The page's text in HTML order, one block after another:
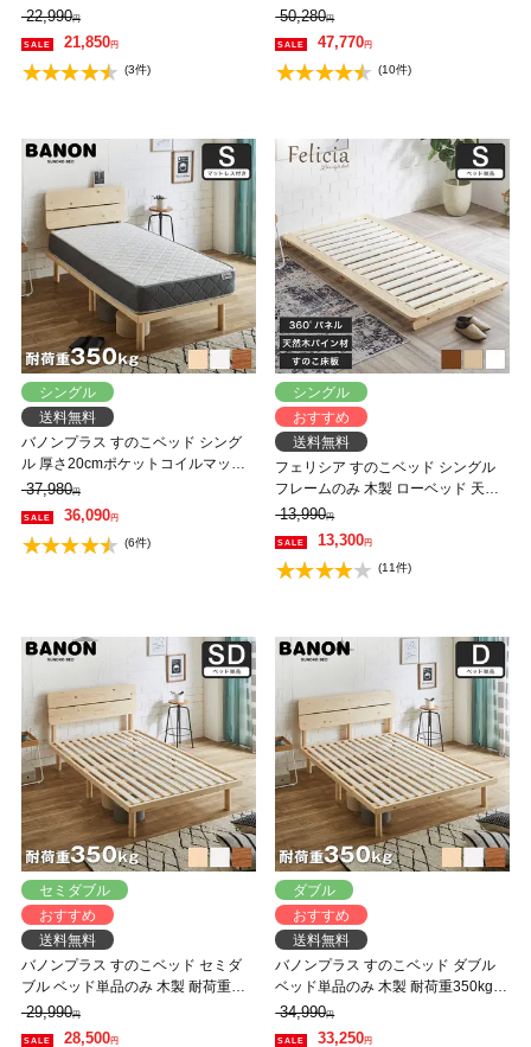
ウン ナチュラル ローベッド フロア
ベッド シングルベッド シンプル コ
ンパクト 省スペース 北欧風【フレ
ームのみ】
22,990円
21,850円
(3件)
付 棚付きコンセント2口 木製ベッド
フロアベッド ステージベッド 【大
型家具配送】
50,280円
47,770円
(10件)
シングル
送料無料
バノンプラス すのこベッド シング
ル 厚さ20cmポケットコイルマット
レスセット 木製 耐荷重350kg 組立
簡単 棚付き コンセント 高さ4段階
【大型家具配送】
37,980円
36,090円
(6件)
シングル
おすすめ
送料無料
フェリシア すのこベッド シングル
フレームのみ 木製 ローベッド 天然
木 パイン材 ナチュラル ホワイト ブ
ラウン 棚 ステージベッド
13,990円
13,300円
(11件)
セミダブル
おすすめ
送料無料
バノンプラス すのこベッド セミダ
ブル ベッド単品のみ 木製 耐荷重
350kg 組立簡単 棚付き コンセント
高さ4段階 【大型家具配送】
29,990円
28,500円
ダブル
おすすめ
送料無料
バノンプラス すのこベッド ダブル
ベッド単品のみ 木製 耐荷重350kg
組立簡単 棚付き コンセント 高さ4段
階 【大型家具配送】
34,990円
33,250円